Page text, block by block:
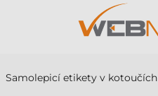
Samolepicí etikety v kotoučích